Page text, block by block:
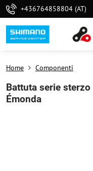
+436764858804 (AT)
Home Componenti
Battuta serie
Émonda